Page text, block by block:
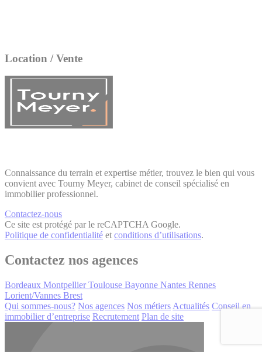
Location / Vente
Connaissance du terrain et expertise métier, trouvez le bien qui vous
convient avec Tourny Meyer, cabinet de conseil spécialisé en
immobilier professionnel.
Contactez-nous
Ce site est protégé par le reCAPTCHA Google.
Politique de confidentialité et conditions d’utilisations.
Contactez nos agences
Bordeaux Montpellier Toulouse Bayonne Nantes Rennes
Lorient/Vannes Brest
Qui sommes-nous? Nos agences Nos métiers Actualités Conseil en
immobilier d’entreprise Recrutement Plan de site